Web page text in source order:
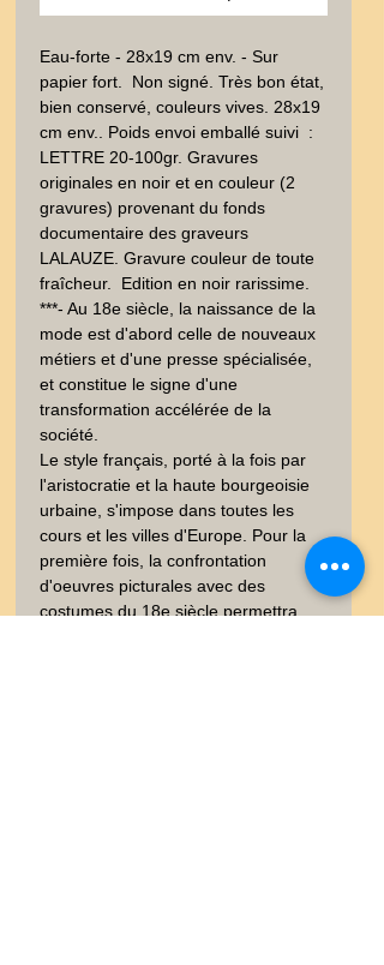
Eau-forte - 28x19 cm env. - Sur
papier fort.  Non signé. Très bon état,
bien conservé, couleurs vives. 28x19
cm env.. Poids envoi emballé suivi  :
LETTRE 20-100gr. Gravures
originales en noir et en couleur (2
gravures) provenant du fonds
documentaire des graveurs
LALAUZE. Gravure couleur de toute
fraîcheur.  Edition en noir rarissime.
***- Au 18e siècle, la naissance de la
mode est d'abord celle de nouveaux
métiers et d'une presse spécialisée,
et constitue le signe d'une
transformation accélérée de la
société.
Le style français, porté à la fois par
l'aristocratie et la haute bourgeoisie
urbaine, s'impose dans toutes les
cours et les villes d'Europe. Pour la
première fois, la confrontation
d'oeuvres picturales avec des
costumes du 18e siècle permettra